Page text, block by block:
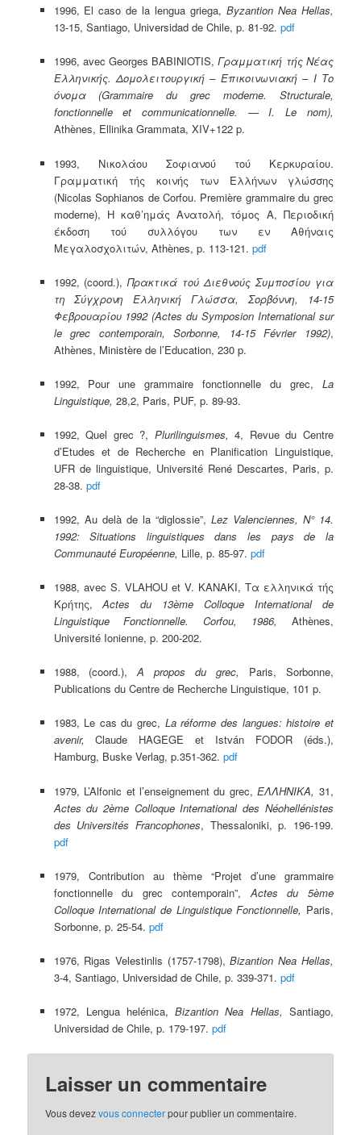
1996, El caso de la lengua griega,Byzantion Nea Hellas,
13-15, Santiago, Universidad de Chile, p. 81-92. pdf
1996, avec Georges BABINIOTIS,Γραμματική τής Νέας
Ελληνικής. Δομολειτουργική – Επικοινωνιακή – Ι Το
όνομα (Grammaire du grec moderne. Structurale,
fonctionnelle et communicationnelle. — I. Le nom),
Athènes, Ellinika Grammata, XIV+122 p.
1993, Νικολάου Σοφιανού τού Κερκυραίου.
Γραμματική τής κοινής των Ελλήνων γλώσσης
(Nicolas Sophianos de Corfou. Première grammaire du grec
moderne), Η καθ’ημάς Ανατολή, τόμος Α, Περιοδική
έκδοση τού συλλόγου των εν Αθήναις
Μεγαλοσχολιτών, Athènes, p. 113-121. pdf
1992, (coord.),Πρακτικά τού Διεθνούς Συμποσίου για
τη Σύγχρονη Ελληνική Γλώσσα, Σορβόννη, 14-15
Φεβρουαρίου 1992(Actes du Symposion International sur
le grec contemporain, Sorbonne, 14-15 Février 1992),
Athènes, Ministère de l’Education, 230 p.
1992, Pour une grammaire fonctionnelle du grec, La
Linguistique, 28,2, Paris, PUF, p. 89-93.
1992, Quel grec ?, Plurilinguismes, 4, Revue du Centre
d’Etudes et de Recherche en Planification Linguistique,
UFR de linguistique, Université René Descartes, Paris, p.
28-38. pdf
1992, Au delà de la “diglossie”, Lez Valenciennes, N° 14.
1992: Situations linguistiques dans les pays de la
Communauté Européenne, Lille, p. 85-97. pdf
1988, avec S. VLAHOU et V. KANAKI, Τα ελληνικά τής
Κρήτης,Actes du 13ème Colloque International de
Linguistique Fonctionnelle. Corfou, 1986,
Athènes,
Université Ionienne, p. 200-202.
1988, (coord.),A propos du grec,
Paris, Sorbonne,
Publications du Centre de Recherche Linguistique, 101 p.
1983, Le cas du grec, La réforme des langues: histoire et
avenir, Claude HAGEGE et István FODOR (éds.),
Hamburg, Buske Verlag, p.351-362. pdf
1979, L’Alfonic et l’enseignement du grec,ΕΛΛΗΝΙΚΑ, 31,
Actes du 2ème Colloque International des Néohellénistes
des Universités Francophones, Thessaloniki, p. 196-199.
pdf
1979, Contribution au thème “Projet d’une grammaire
fonctionnelle du grec contemporain”, Actes du 5ème
Colloque International de Linguistique Fonctionnelle, Paris,
Sorbonne, p. 25-54. pdf
1976, Rigas Velestinlis (1757-1798),Bizantion Nea Hellas,
3-4, Santiago, Universidad de Chile, p. 339-371. pdf
1972, Lengua helénica,Bizantion Nea Hellas, Santiago,
Universidad de Chile, p. 179-197. pdf
Laisser un commentaire
Vous devezvous connecterpour publier un commentaire.